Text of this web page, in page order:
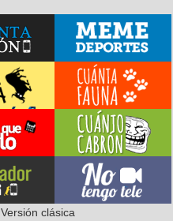
Versión clásica